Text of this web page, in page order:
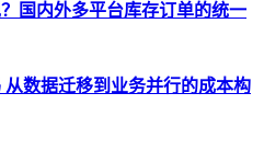
国内外多平台库存订单的统一
数据迁移到业务并行的成本构